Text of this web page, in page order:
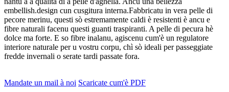
embellish.design cun cusgitura interna.Fabbricatu in vera pelle di
pecore merinu, questi sò estremamente caldi è resistenti è ancu e
fibre naturali facenu questi guanti traspiranti. A pelle di pecura hè
dolce ma forte. E so fibre inalanu, agiscenu cum'è un regulatore
interiore naturale per u vostru corpu, chì sò ideali per passeggiate
fredde invernali o serate tardi passate fora.
Mandate un mail à noi Scaricate cum'è PDF